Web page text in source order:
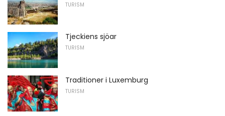
TURISM
Tjeckiens sjöar
TURISM
Traditioner i Luxemburg
TURISM